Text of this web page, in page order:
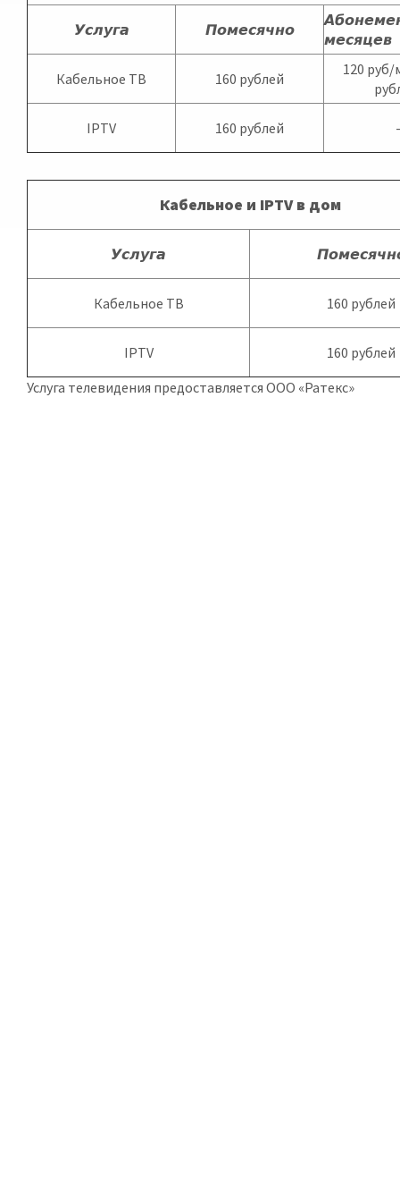
Услуга Помесячно
месяцев
Кабельное ТВ 160 рублей
120 руб/
IPTV 160 рублей -
Кабельное и IPTV в дом
Услуга
Кабельное ТВ 160 рублей
IPTV
160 рублей
Услуга телевидения предоставляется ООО «Ратекс»